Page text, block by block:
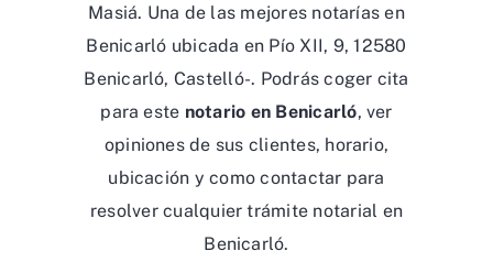
Masiá. Una de las mejores notarías en
Benicarló ubicada en Pío XII, 9, 12580
Benicarló, Castelló-. Podrás coger cita
para este notario en Benicarló, ver
opiniones de sus clientes, horario,
ubicación y como contactar para
resolver cualquier trámite notarial en
Benicarló.